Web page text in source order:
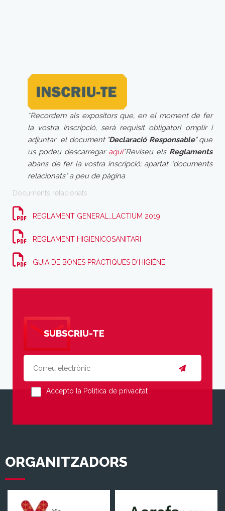
*Recordem als expositors que, en el moment de fer
la vostra inscripció, serà requisit obligatori omplir i
adjuntarel document "Declaració Responsable" que
us podeu descarregar aquí*Reviseu els Reglaments
abans de fer la vostra inscripció; apartat "documents
relacionats" a peu de pàgina
Documents relacionats
REGLAMENT GENERAL_LACTIUM 2019
REGLAMENT HIGIENICOSANITARI
GUIA DE BONES PRÀCTIQUES D'HIGIÈNE
SUBSCRIU-TE
Accepto la Política de privacitat
ORGANITZADORS